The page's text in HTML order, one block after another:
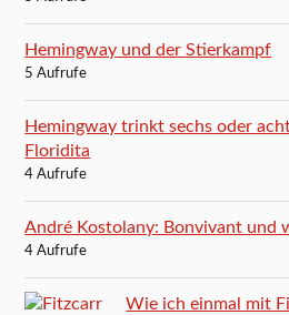
Hemingway und der Stierkampf
5 Aufrufe
Hemingway trinkt sechs oder
Floridita
4 Aufrufe
André Kostolany: Bonvivant und
4 Aufrufe
Wie ich einmal mit